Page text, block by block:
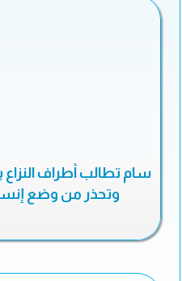
سام تطالب أطراف
وتحذر من وضع